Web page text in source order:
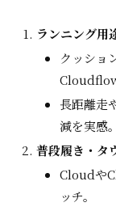
ランニング用
クッショ
長距離走
減を実感。
普段履き・タ
Cloudや
ッチ。